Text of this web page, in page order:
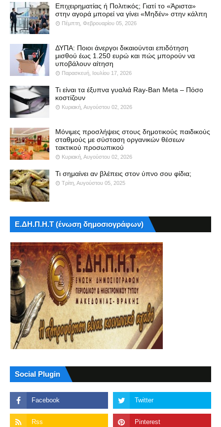
Επιχειρηματίας ή Πολιτικός; Γιατί το «Άριστα»
στην αγορά μπορεί να γίνει «Μηδέν» στην κάλπη
Πέμπτη, Φεβρουαρίου 05, 2026
ΔΥΠΑ: Ποιοι άνεργοι δικαιούνται επιδότηση
μισθού έως 1.250 ευρώ και πώς μπορούν να
υποβάλουν αίτηση
Παρασκευή, Ιουλίου 17, 2026
Τι είναι τα έξυπνα γυαλιά Ray-Ban Meta – Πόσο
κοστίζουν
Κυριακή, Αυγούστου 02, 2026
Μόνιμες προσλήψεις στους δημοτικούς παιδικούς
σταθμούς με σύσταση οργανικών θέσεων
τακτικού προσωπικού
Κυριακή, Αυγούστου 02, 2026
Τι σημαίνει αν βλέπεις στον ύπνο σου φίδια;
Τρίτη, Αυγούστου 05, 2025
Ε.ΔΗ.Π.Η.Τ (ένωση δημοσιογράφων)
Social Plugin